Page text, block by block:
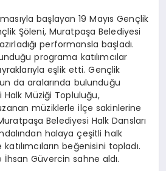
başlayan 19 Mayıs Gençlik
Şöleni, Muratpaşa Belediyesi
performansla başladı.
programa katılımcılar
eşlik etti. Gençlik
da aralarında bulunduğu
Müziği Topluluğu,
müziklerle ilçe sakinlerine
Belediyesi Halk Dansları
halaya çeşitli halk
beğenisini topladı.
Güvercin sahne aldı.